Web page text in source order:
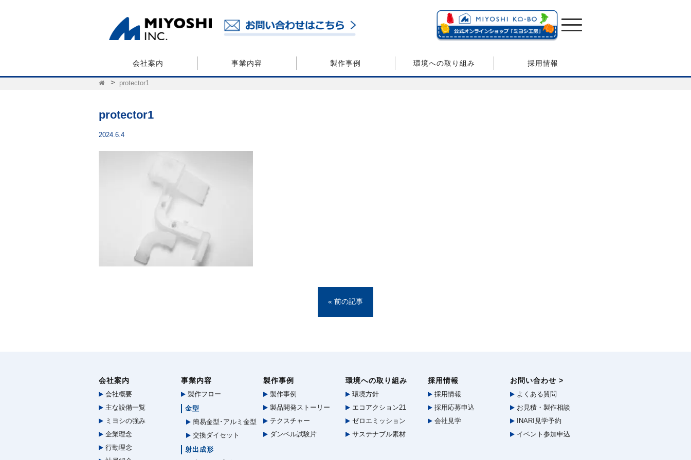
会社案内 事業内容 製作事例 環境への取り組み 採用情報
protector1
protector1
2024.6.4
« 前の記事
会社案内
会社概要
主な設備一覧
ミヨシの強み
企業理念
行動理念
事業内容
製作フロー
金型
簡易金型･アルミ金型
交換ダイセット
射出成形
製作事例
製作事例
製品開発ストーリー
テクスチャー
ダンベル試験片
環境への取り組み
環境方針
エコアクション21
ゼロエミッション
サステナブル素材
採用情報
採用情報
採用応募申込
会社見学
お問い合わせ >
よくある質問
お見積・製作相談
INARI見学予約
イベント参加申込